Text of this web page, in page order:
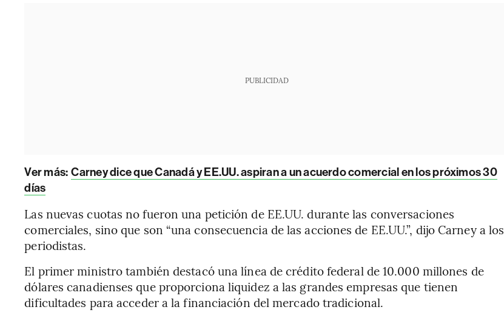
PUBLICIDAD
Ver más: Carney dice que Canadá y EE.UU. aspiran a un acuerdo comercial en los próximos 30
días
Las nuevas cuotas no fueron una petición de EE.UU. durante las conversaciones
comerciales, sino que son “una consecuencia de las acciones de EE.UU.”, dijo Carney a los
periodistas.
El primer ministro también destacó una línea de crédito federal de 10.000 millones de
dólares canadienses que proporciona liquidez a las grandes empresas que tienen
dificultades para acceder a la financiación del mercado tradicional.